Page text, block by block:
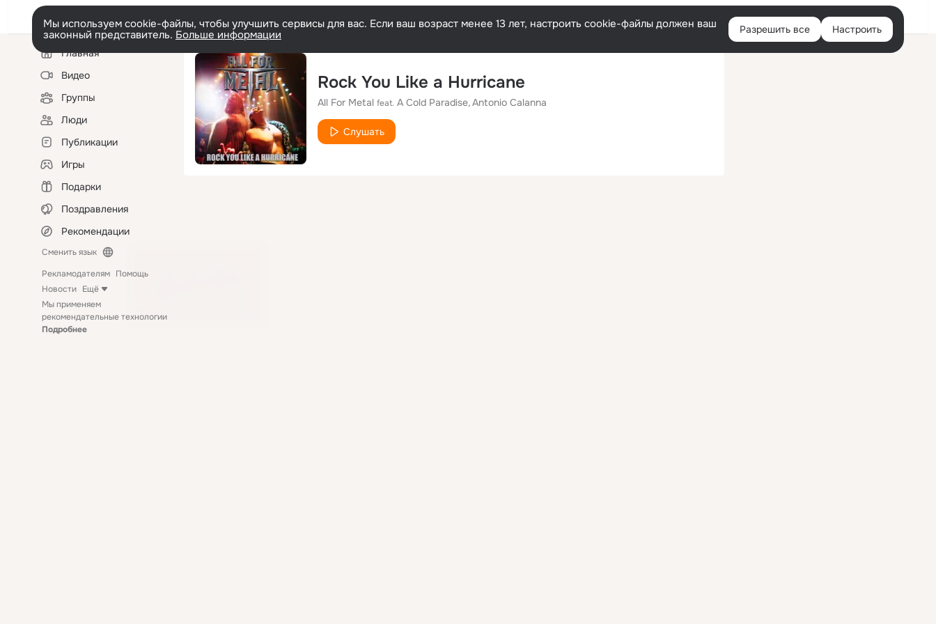
Войти
Мы используем cookie-файлы, чтобы улучшить сервисы для вас. Если ваш возраст менее 13 лет, настроить cookie-файлы должен ваш
законный представитель. Больше информации Разрешить все Настроить
Левая
колонкаГлавная
Видео
Группы
Люди
Публикации
Игры
Подарки
Поздравления
Рекомендации
Сменить язык
Рекламодателям Помощь
Новости Ещё
Мы применяем
рекомендательные технологии
Подробнее
Rock You Like a Hurricane
All For Metal feat. A Cold Paradise Antonio Calanna
Слушать